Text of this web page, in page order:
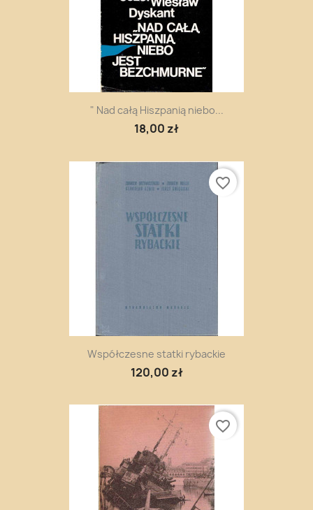
" Nad całą Hiszpanią niebo...
18,00 zł
Współczesne statki rybackie
120,00 zł
favorite_border
favorite_border